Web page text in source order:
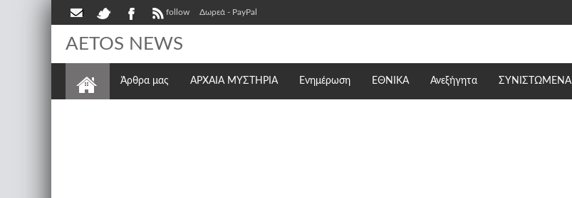
follow Δωρεά - PayPal
AETOS NEWS
Άρθρα μας ΑΡΧΑΙΑ ΜΥΣΤΗΡΙΑ Ενημέρωση ΕΘΝΙΚΆ Ανεξήγητα ΣΥΝΙΣΤΩΜΕΝΑ